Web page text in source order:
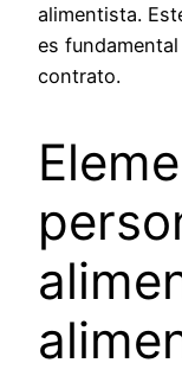
alimentista.
es
contrato.